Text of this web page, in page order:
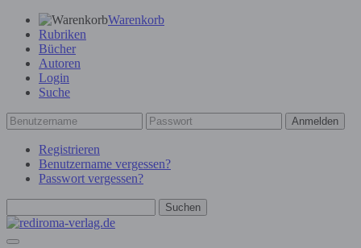
Warenkorb
Rubriken
Bücher
Autoren
Login
Suche
Anmelden
Registrieren
Benutzername vergessen?
Passwort vergessen?
Suchen